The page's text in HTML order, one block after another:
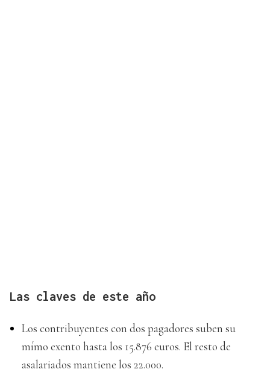
Las claves de este año
Los contribuyentes con dos pagadores suben su
mímo exento hasta los 15.876 euros. El resto de
asalariados mantiene los 22.000.